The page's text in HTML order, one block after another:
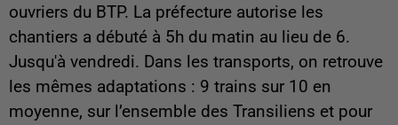
ouvriers du BTP. La préfecture autorise les
chantiers a débuté à 5h du matin au lieu de 6.
Jusqu'à vendredi. Dans les transports, on retrouve
les mêmes adaptations : 9 trains sur 10 en
moyenne, sur l’ensemble des Transiliens et pour